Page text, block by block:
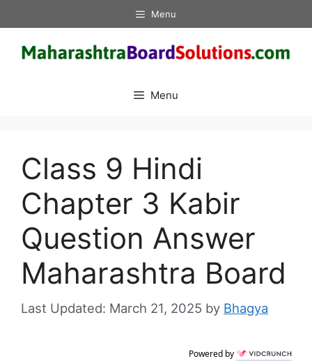
to
content
Menu
Menu
Class 9 Hindi
Chapter 3 Kabir
Question Answer
Maharashtra Board
March 21, 2025 by Bhagya
Powered by